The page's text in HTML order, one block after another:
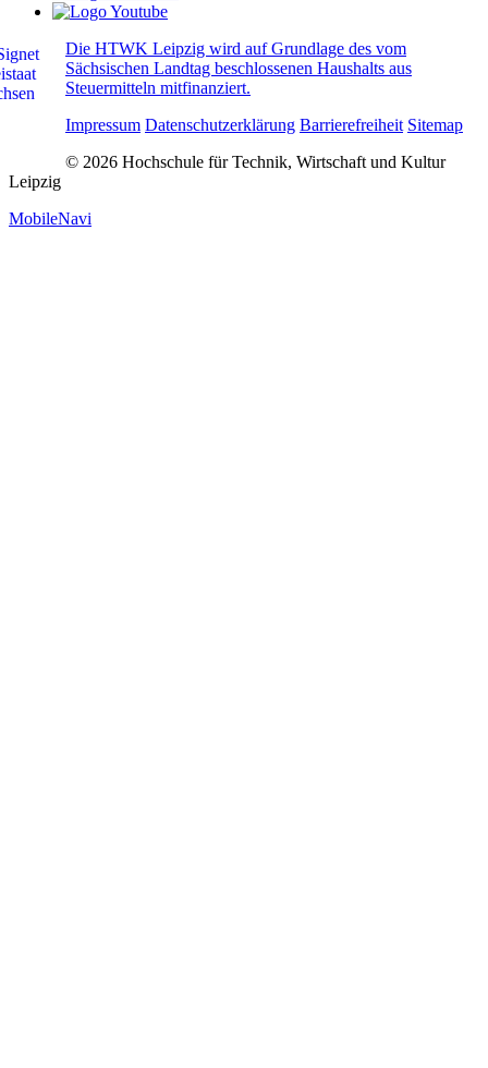
Die HTWK Leipzig wird auf Grundlage des vom
Sächsischen Landtag beschlossenen Haushalts aus
Steuermitteln mitfinanziert.
Impressum Datenschutzerklärung Barrierefreiheit Sitemap
© 2026 Hochschule für Technik, Wirtschaft und Kultur
Leipzig
MobileNavi